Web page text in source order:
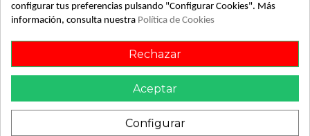
Vehículo de origen
configurar tus preferencias pulsando "Configurar Cookies". Más
información, consulta nuestra Política de Cookies
Rechazar
Aceptar
Configurar